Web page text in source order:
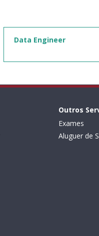
Data Engineer
Outros
Exames
Aluguer de